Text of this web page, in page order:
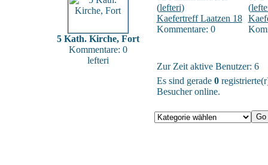
5 Kath. Kirche, Fort
Kommentare: 0
lefteri
(lefteri)
Kaefertreff Laatzen 18
Kommentare: 0
(
Zur Zeit aktive Benutzer: 6
Es sind gerade 0
Besucher online.